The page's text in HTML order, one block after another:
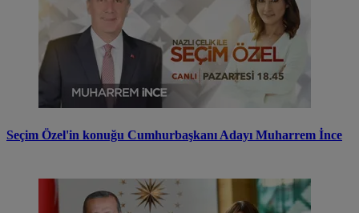
Seçim Özel'in konuğu Cumhurbaşkanı Adayı Muharrem İnce